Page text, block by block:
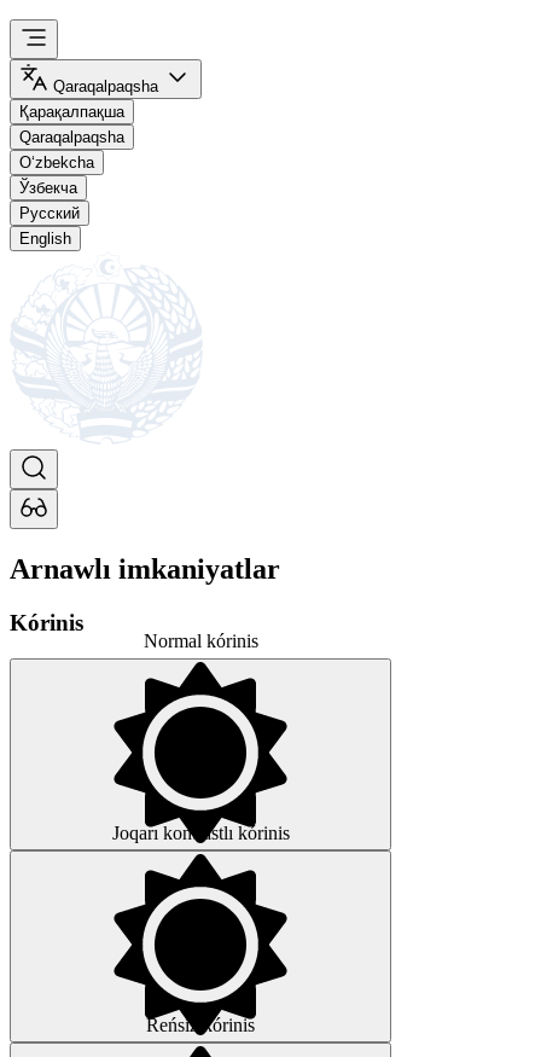
Qaraqalpaqsha
Қарақалпақша
Qaraqalpaqsha
O‘zbekcha
Ўзбекча
Русский
English
Arnawlı imkaniyatlar
Kórinis
Normal kórinis
Joqarı kontrastlı kórinis
Reńsiz kórinis